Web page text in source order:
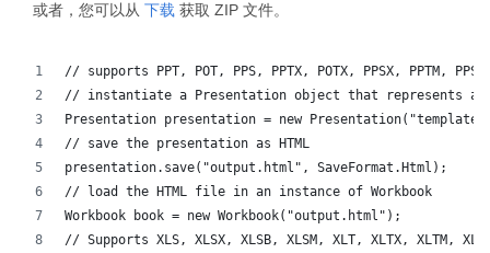
或者，您可以从 下载 获取 ZIP 文件。
// supports PPT, POT, PPS, PPTX, POTX, PPSX, PPTM,
// instantiate a Presentation object that represents a
Presentation presentation = new
// save the presentation as HTML
presentation.save("output.html", SaveFormat.Html);
// load the HTML file in an instance of Workbook
Workbook book = new Workbook("output.html");
// Supports XLS, XLSX, XLSB, XLSM, XLT, XLTX, XLTM,